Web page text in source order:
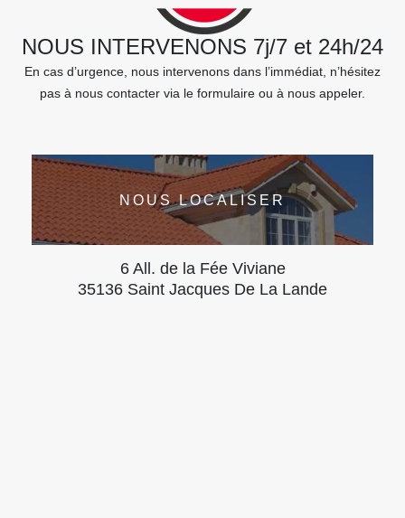
NOUS INTERVENONS 7j/7 et 24h/24
En cas d’urgence, nous intervenons dans l’immédiat, n’hésitez
pas à nous contacter via le formulaire ou à nous appeler.
NOUS LOCALISER
6 All. de la Fée Viviane
35136 Saint Jacques De La Lande